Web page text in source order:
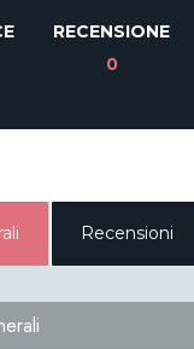
RECENSIONE
0
Recensioni